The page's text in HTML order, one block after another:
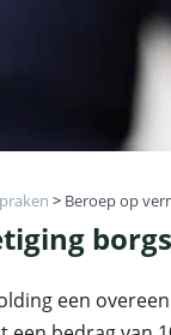
> Beroep op
een